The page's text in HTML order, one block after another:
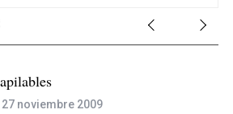
27 noviembre 2009